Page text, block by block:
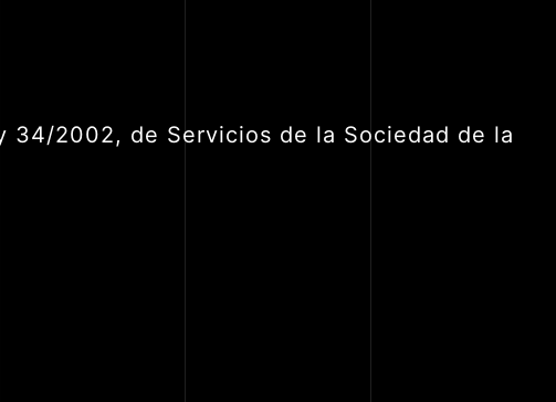
2002, de Servicios de la Sociedad de la